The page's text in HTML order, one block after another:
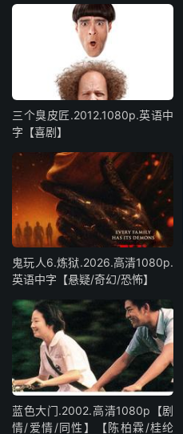
三个臭皮匠.2012.1080p.英语中
字【喜剧】
鬼玩人6.炼狱.2026.高清1080p.
英语中字【悬疑/奇幻/恐怖】
蓝色大门.2002.高清1080p【剧
情/爱情/同性】【陈柏霖/桂纶